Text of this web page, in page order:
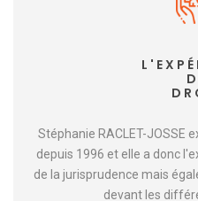
Stéphanie RACLET-JOSSE
depuis 1996 et elle a donc
de la jurisprudence mais
devant les